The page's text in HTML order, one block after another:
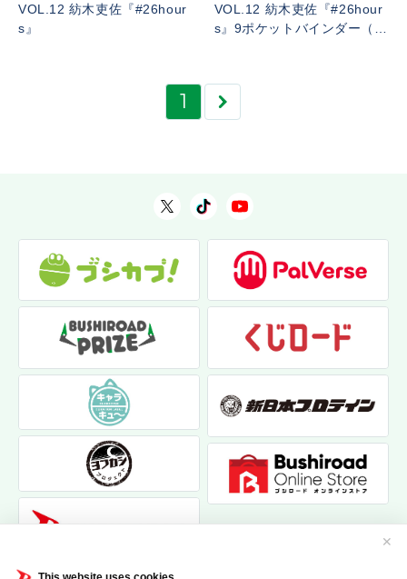
✕
VOL.12 紡木吏佐『#26hour
s』
VOL.12 紡木吏佐『#26hour
s』9ポケットバインダー（S
1